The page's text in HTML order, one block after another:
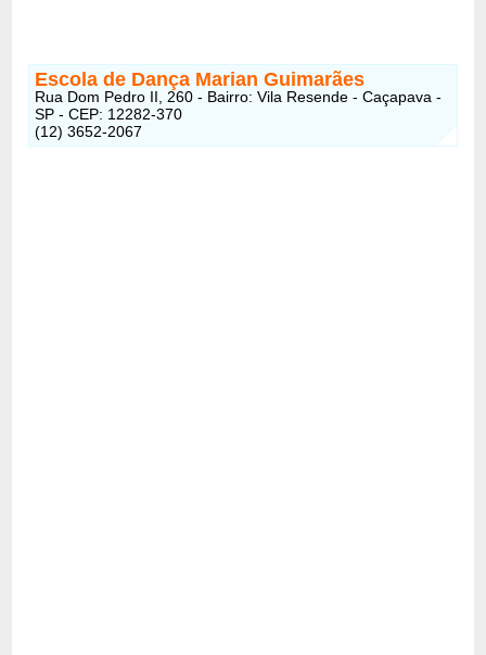
Escola de Dança Marian Guimarães
Rua Dom Pedro II, 260 - Bairro: Vila Resende - Caçapava -
SP - CEP: 12282-370
(12) 3652-2067